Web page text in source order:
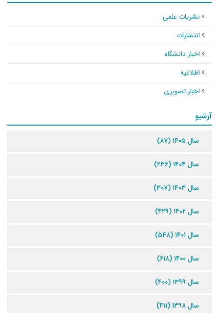
نشریات علمی
انتشارات
اخبار دانشگاه
اطلاعیه
اخبار تصویری
آرشیو
سال ۱۴۰۵ (۸۷)
سال ۱۴۰۴ (۲۳۶)
سال ۱۴۰۳ (۳۰۷)
سال ۱۴۰۲ (۴۲۹)
سال ۱۴۰۱ (۵۴۸)
سال ۱۴۰۰ (۶۱۸)
سال ۱۳۹۹ (۴۰۰)
سال ۱۳۹۸ (۴۱۱)